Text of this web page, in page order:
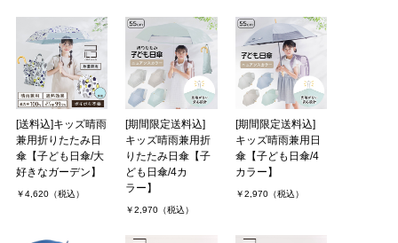
[送料込]キッズ晴雨
兼用折りたたみ日
傘【子ども日傘/大
好きなガーデン】
￥4,620（税込）
[期間限定送料込]
キッズ晴雨兼用折
りたたみ日傘【子
ども日傘/4カ
ラー】
￥2,970（税込）
[期間限定送料込]
キッズ晴雨兼用日
傘【子ども日傘/4
カラー】
￥2,970（税込）